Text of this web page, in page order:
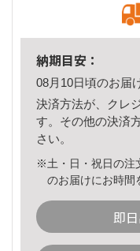
納期目安：
08月10日頃のお届
決済方法が、クレ
す。その他の決済
さい。
※土・日・祝日の注
のお届けにお時間
即